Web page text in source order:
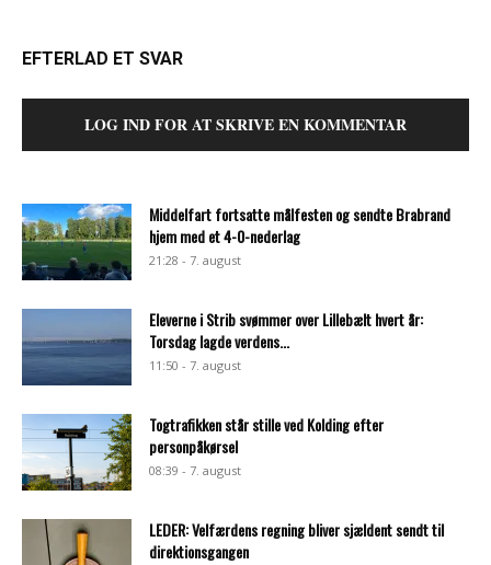
EFTERLAD ET SVAR
LOG IND FOR AT SKRIVE EN KOMMENTAR
Middelfart fortsatte målfesten og sendte Brabrand
hjem med et 4-0-nederlag
21:28 - 7. august
Eleverne i Strib svømmer over Lillebælt hvert år:
Torsdag lagde verdens...
11:50 - 7. august
Togtrafikken står stille ved Kolding efter
personpåkørsel
08:39 - 7. august
LEDER: Velfærdens regning bliver sjældent sendt til
direktionsgangen